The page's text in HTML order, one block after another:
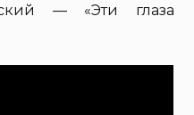
— «Эти глаза